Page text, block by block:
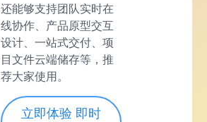
还能够支持团队实时在
线协作、产品原型交互
设计、一站式交付、项
目文件云端储存等，推
荐大家使用。
立即体验 即时